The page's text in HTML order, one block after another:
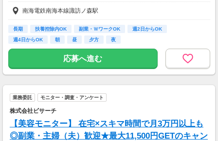
【交通費】
一部支給
南海電鉄南海本線諏訪ノ森駅
長期 扶養控除内OK 副業・ＷワークOK
週2日からOK
週4日からOK
朝 昼 夕方 夜
応募へ進む
業務委託 モニター・調査・アンケート
株式会社ビサーチ
【美容モニター】 在宅×スキマ時間で月3万円以上も
◎副業・主婦（夫）歓迎★最大11,500円GETのキャン